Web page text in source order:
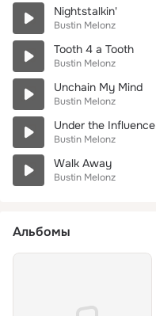
Nightstalkin'
Bustin Melonz
Tooth 4 a Tooth
Bustin Melonz
Unchain My Mind
Bustin Melonz
Under the Influence
Bustin Melonz
Walk Away
Bustin Melonz
Альбомы